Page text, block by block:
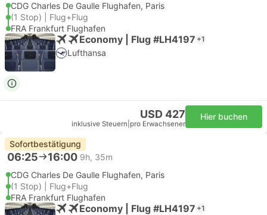
CDG Charles De Gaulle Flughafen, Paris
(1 Stop) | Flug+Flug
FRA Frankfurt Flughafen
Economy | Flug #LH4197 +1
Lufthansa
USD 427
inklusive Steuern pro Erwachsener
Hier buchen
Sofortbestätigung
06:25 16:00 9h, 35m
CDG Charles De Gaulle Flughafen, Paris
(1 Stop) | Flug+Flug
FRA Frankfurt Flughafen
Economy | Flug #LH4197 +1